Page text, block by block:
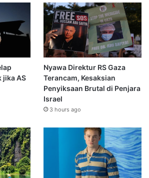
jika AS
Nyawa Direktur RS Gaza
Terancam, Kesaksian
Penyiksaan Brutal di Penjara
Israel
3 hours ago